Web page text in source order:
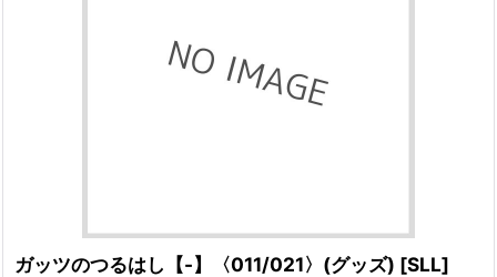
ガッツのつるはし【-】〈011/021〉(グッズ) [SLL]